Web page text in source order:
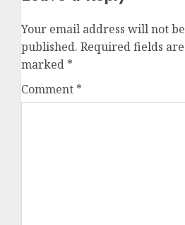
Your email address will not be
published. Required fields are
marked *
Comment *